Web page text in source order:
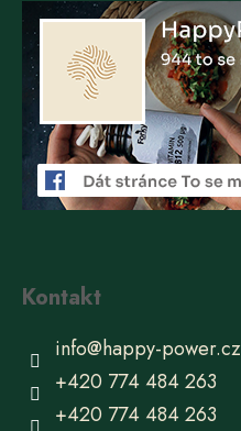
Kontakt
info@happy-power.cz
+420 774 484 263
+420 774 484 263